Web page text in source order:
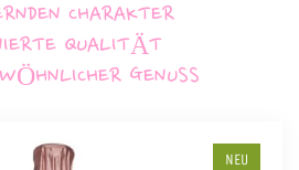
CHARAKTER
QUALITÄT
GENUSS
NEU